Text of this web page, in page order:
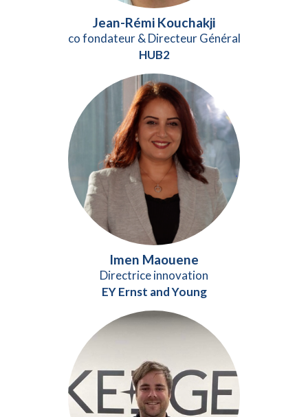
Jean-Rémi Kouchakji
co fondateur & Directeur Général
HUB2
Imen Maouene
Directrice innovation
EY Ernst and Young